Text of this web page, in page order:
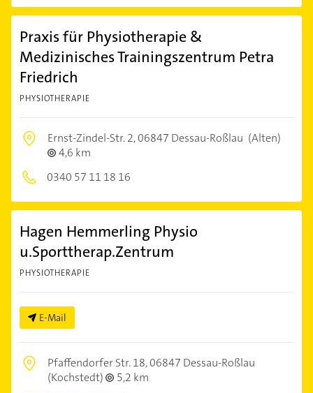
Praxis für Physiotherapie &
Medizinisches Trainingszentrum Petra
Friedrich
PHYSIOTHERAPIE
Ernst-Zindel-Str. 2,06847 Dessau-Roßlau (Alten)
4,6 km
0340 57 11 18 16
Hagen Hemmerling Physio
u.Sporttherap.Zentrum
PHYSIOTHERAPIE
E-Mail
Pfaffendorfer Str. 18,06847 Dessau-Roßlau
(Kochstedt)
5,2 km